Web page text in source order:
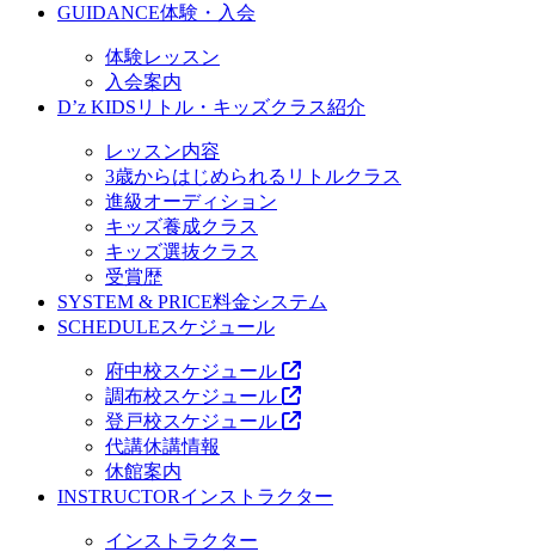
GUIDANCE体験・入会
体験レッスン
入会案内
D’z KIDS リトル・キッズクラス紹介
レッスン内容
3歳からはじめられるリトルクラス
進級オーディション
キッズ養成クラス
キッズ選抜クラス
受賞歴
SYSTEM & PRICE料金システム
SCHEDULEスケジュール
府中校スケジュール
調布校スケジュール
登戸校スケジュール
代講休講情報
休館案内
INSTRUCTORインストラクター
インストラクター